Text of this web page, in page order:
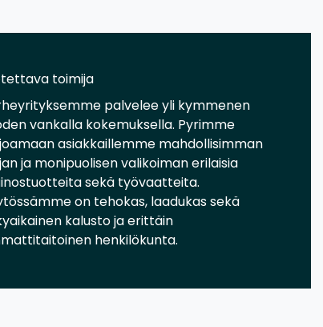
toimija
palvelee yli kymmenen
vankalla kokemuksella. Pyrimme
asiakkaillemme mahdollisimman
ja monipuolisen valikoiman erilaisia
sekä työvaatteita.
on tehokas, laadukas sekä
kalusto ja erittäin
henkilökunta.